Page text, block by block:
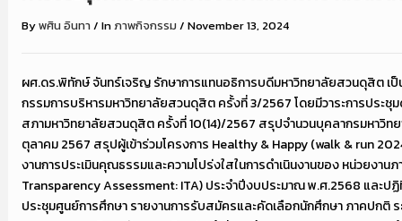
Byพศิน อินทา/ Inภาพกิจกรรม / November 13, 2024
ผศ.ดร.พิทักษ์ จันทร์เจริญ รักษาการแทนอธิการบดีมหาวิทยาลัยสวนดุสิต เป็
กรรมการบริหารมหาวิทยาลัยสวนดุสิต ครั้งที่ 3/2567 โดยมีวาระการประชุ
สภามหาวิทยาลัยสวนดุสิต ครั้งที่ 10(14)/2567 สรุปจำนวนบุคลากรมหาวิ
ตุลาคม 2567 สรุปผู้เข้าร่วมโครงการ Healthy & Happy (walk & run
งานการประเมินคุณธรรมและความโปร่งใสในการดำเนินงานของ หน่วยงา
Transparency Assessment: ITA) ประจำปีงบประมาณ พ.ศ.2568 และปฏิ
ประชุมศูนย์การศึกษา รายงานการรับสมัครและคัดเลือกนักศึกษา ภาคปกติ